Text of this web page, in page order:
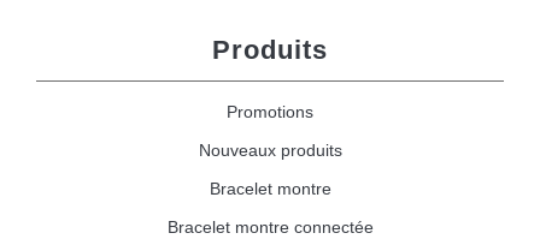
Produits
Promotions
Nouveaux produits
Bracelet montre
Bracelet montre connectée